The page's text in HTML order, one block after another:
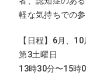
軽な気持ちでの
【日程】6月、
第3土曜日
13時30分〜15時